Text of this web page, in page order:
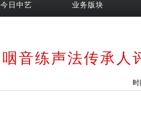
今日中艺 业务版块
咽音练声法传承人